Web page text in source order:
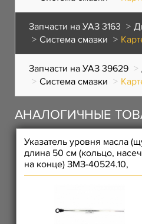
Запчасти на УАЗ 3163
Система смазки
Запчасти на УАЗ 39629
Система смазки
АНАЛОГИЧНЫЕ
Указатель уровня масла
длина 50 см (кольцо,
на конце) ЗМЗ-40524.10,
40525.10, 40904.10